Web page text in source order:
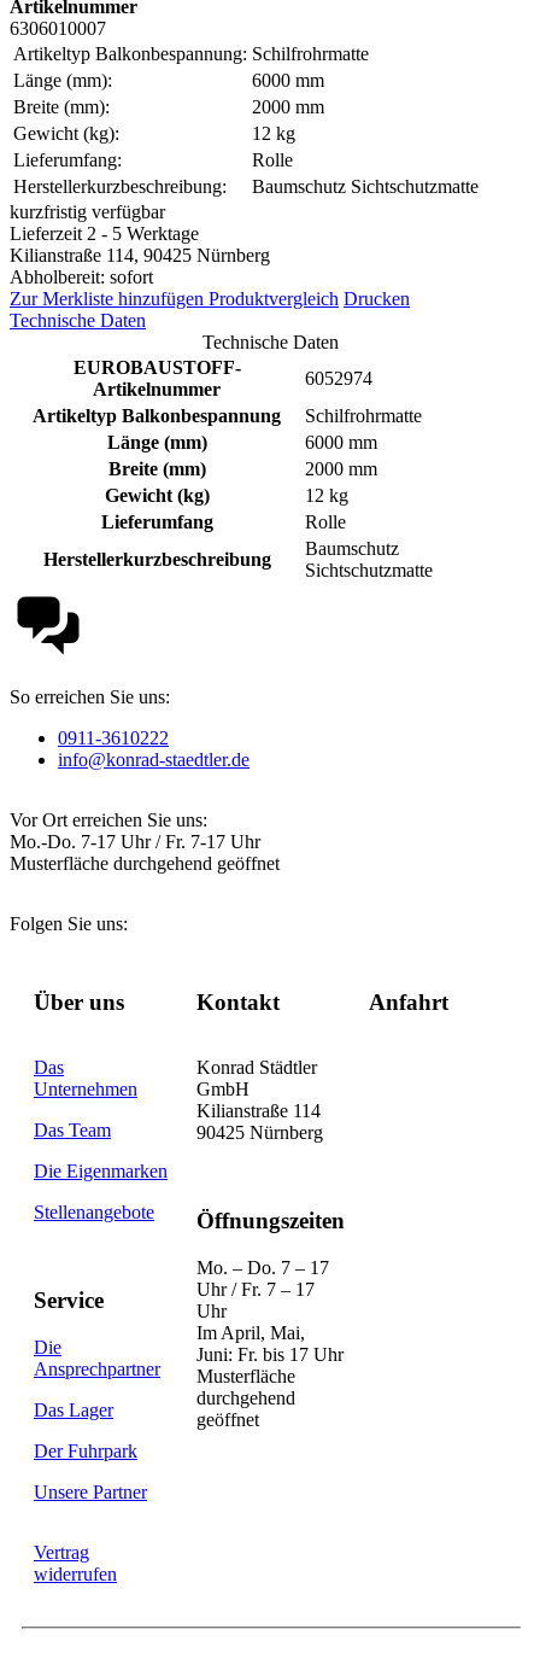
Artikelnummer
6306010007
Artikeltyp Balkonbespannung: Schilfrohrmatte
Länge (mm):
6000 mm
Breite (mm):
2000 mm
Gewicht (kg):
12 kg
Lieferumfang:
Rolle
Herstellerkurzbeschreibung:
Baumschutz Sichtschutzmatte
kurzfristig verfügbar
Lieferzeit 2 - 5 Werktage
Kilianstraße 114, 90425 Nürnberg
Abholbereit: sofort
Zur Merkliste hinzufügen Produktvergleich Drucken
Technische Daten
Technische Daten
EUROBAUSTOFF-
Artikelnummer
6052974
Artikeltyp Balkonbespannung
Schilfrohrmatte
Länge (mm)
6000 mm
Breite (mm)
2000 mm
Gewicht (kg)
12 kg
Lieferumfang
Rolle
Herstellerkurzbeschreibung
Baumschutz
Sichtschutzmatte
So erreichen Sie uns:
0911-3610222
info@konrad-staedtler.de
Vor Ort erreichen Sie uns:
Mo.-Do. 7-17 Uhr / Fr. 7-17 Uhr
Musterfläche durchgehend geöffnet
Folgen Sie uns:
Über uns
Das
Unternehmen
Das Team
Die Eigenmarken
Stellenangebote
Service
Die
Ansprechpartner
Das Lager
Der Fuhrpark
Unsere Partner
Vertrag
widerrufen
Kontakt
Konrad Städtler
GmbH
Kilianstraße 114
90425 Nürnberg
Öffnungszeiten
Mo. – Do. 7 – 17
Uhr / Fr. 7 – 17
Uhr
Im April, Mai,
Juni: Fr. bis 17 Uhr
Musterfläche
durchgehend
geöffnet
Anfahrt